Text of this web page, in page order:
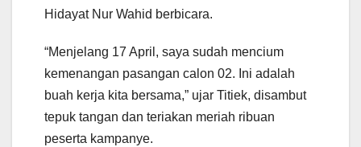
Hidayat Nur Wahid berbicara.
“Menjelang 17 April, saya sudah mencium
kemenangan pasangan calon 02. Ini adalah
buah kerja kita bersama,” ujar Titiek, disambut
tepuk tangan dan teriakan meriah ribuan
peserta kampanye.